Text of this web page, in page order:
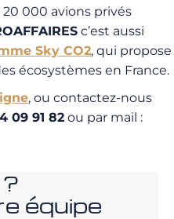
20 000 avions privés
c’est aussi
Sky CO2, qui propose
écosystèmes en France.
, ou contactez-nous
09 91 82 ou par mail :
équipe